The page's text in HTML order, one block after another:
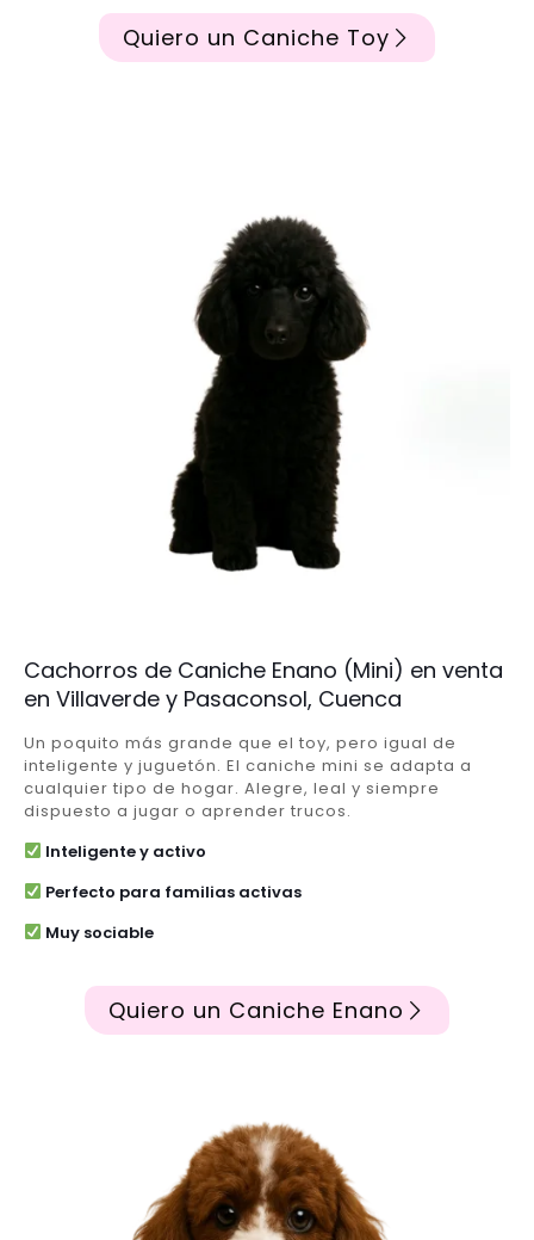
Quiero un Caniche Toy
Cachorros de Caniche Enano (Mini) en venta
en Villaverde y Pasaconsol, Cuenca
Un poquito más grande que el toy, pero igual de
inteligente y juguetón. El caniche mini se adapta a
cualquier tipo de hogar. Alegre, leal y siempre
dispuesto a jugar o aprender trucos.
Inteligente y activo
Perfecto para familias activas
Muy sociable
Quiero un Caniche Enano